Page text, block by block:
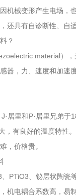
械变形产生电场，也
还具有自诊断性、自
？
material），
器，力、速度和加速
里和P·居里兄弟于
有良好的温度特性。
价格贵。
、铋层状陶瓷等
电耦合系数高，易制